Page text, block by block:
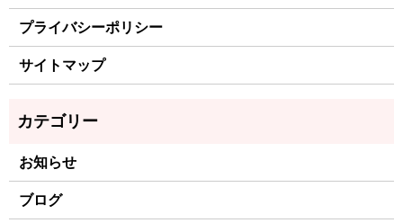
プライバシーポリシー
サイトマップ
お知らせ
ブログ